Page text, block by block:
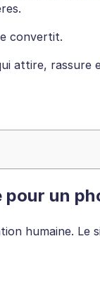
convertit.
attire, rassure
un
humaine.